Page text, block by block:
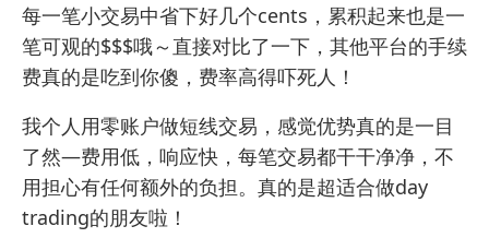
每一笔小交易中省下好几个cents，累积起来也是一
笔可观的$$$哦～直接对比了一下，其他平台的手续
费真的是吃到你傻，费率高得吓死人！
我个人用零账户做短线交易，感觉优势真的是一目
了然—费用低，响应快，每笔交易都干干净净，不
用担心有任何额外的负担。真的是超适合做day
trading的朋友啦！